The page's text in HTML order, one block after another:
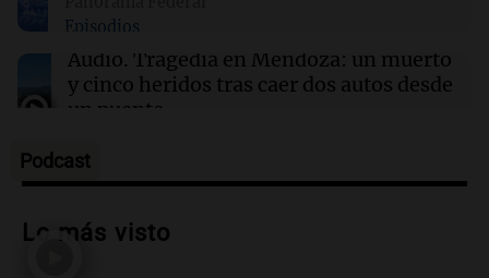
Estudiantes y se posiciona en la tabla
Episodios
Audio. Tragedia en Mendoza: un muerto
y cinco heridos tras caer dos autos desde
un puente
Episodios
Audio.Messi llegará esta noche a
tras la muerte de su papá
Podcast
Lo más visto